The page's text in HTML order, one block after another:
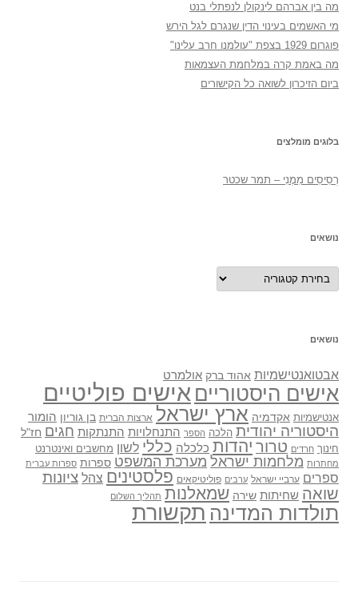
מה בין אברהם לינקולן לנפתלי בנט
מי האשמים בעינוי הדין שנגרם לגל הירש
פוגרום 1929 בצפת "עולמנו חרב עלינו"
מה באמת קרה במלחמת העצמאות
ביום הזיכרון לשואה כל הקישורים
בלוגים מומלצים
רְסִיסִים מִמֶנִי – תמר שכטר
נושאים
נושאים
נושאים
אבטואנטישמיות אהוד ברק אולמרט
אישים היסטוריים אישים פוליטיים
אנטישמיות אקדמיה ארץ ישראל ארצות הברית בן גוריון הומור
היסטוריה יהודית הלכה הספר התנחלויות התנתקות חגים חז"ל
חינוך חרדים טרור יהדות כלכלה כללי לשון מחשבים ואינטרנט
מחתרות מלחמות ישראל מערכת המשפט ספרות ספרות עברית
ספרים ערביי ישראל ערבים פוליטיקאים פלסטינים צהל ציונות
שואה שחיתות שירה שמאלנות תהליך השלום
תולדות המדינה תקשורת